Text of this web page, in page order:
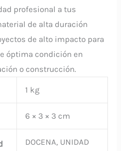
profesional a tus
de alta duración
de alto impacto para
óptima condición en
o construcción.
1 kg
6 × 3 × 3 cm
DOCENA, UNIDAD